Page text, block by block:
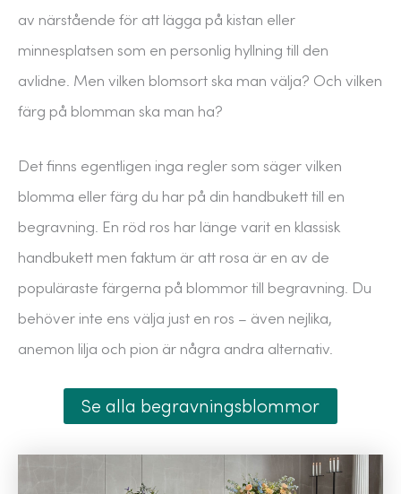
av närstående för att lägga på kistan eller
minnesplatsen som en personlig hyllning till den
avlidne. Men vilken blomsort ska man välja? Och vilken
färg på blomman ska man ha?
Det finns egentligen inga regler som säger vilken
blomma eller färg du har på din handbukett till en
begravning. En röd ros har länge varit en klassisk
handbukett men faktum är att rosa är en av de
populäraste färgerna på blommor till begravning. Du
behöver inte ens välja just en ros – även nejlika,
anemon lilja och pion är några andra alternativ.
Se alla begravningsblommor